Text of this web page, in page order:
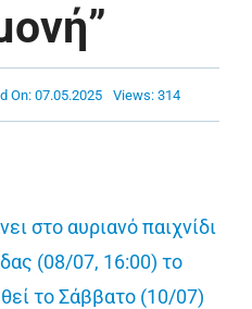
Νέα
Χορηγοί
Επικοινωνία
On: 07.05.2025 Views: 314
στο αυριανό παιχνίδι
(08/07, 16:00) το
το Σάββατο (10/07)